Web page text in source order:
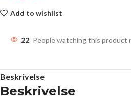
Add to wishlist
22 People watching this product
Beskrivelse
Beskrivelse